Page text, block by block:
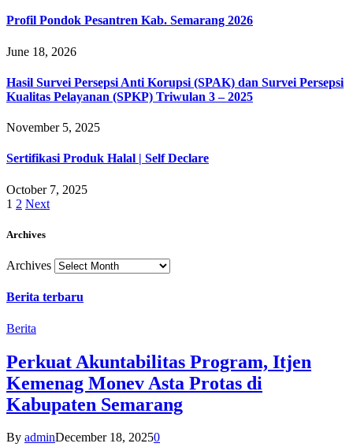
Profil Pondok Pesantren Kab. Semarang 2026
June 18, 2026
Hasil Survei Persepsi Anti Korupsi (SPAK) dan Survei Persepsi
Kualitas Pelayanan (SPKP) Triwulan 3 – 2025
November 5, 2025
Sertifikasi Produk Halal | Self Declare
October 7, 2025
1 2 Next
Archives
Archives
Berita terbaru
Berita
Perkuat Akuntabilitas Program, Itjen
Kemenag Monev Asta Protas di
Kabupaten Semarang
By adminDecember 18, 20250